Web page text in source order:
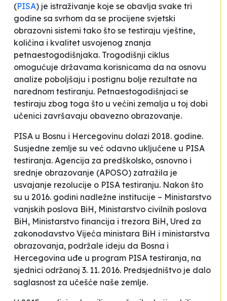
(PISA) je istraživanje koje se obavlja svake tri
godine sa svrhom da se procijene svjetski
obrazovni sistemi tako što se testiraju vještine,
količina i kvalitet usvojenog znanja
petnaestogodišnjaka. Trogodišnji ciklus
omogućuje državama korisnicama da na osnovu
analize poboljšaju i postignu bolje rezultate na
narednom testiranju. Petnaestogodišnjaci se
testiraju zbog toga što u većini zemalja u toj dobi
učenici završavaju obavezno obrazovanje.
PISA u Bosnu i Hercegovinu dolazi 2018. godine.
Susjedne zemlje su već odavno uključene u PISA
testiranja. Agencija za predškolsko, osnovno i
srednje obrazovanje (APOSO) zatražila je
usvajanje rezolucije o PISA testiranju. Nakon što
su u 2016. godini nadležne institucije – Ministarstvo
vanjskih poslova BiH, Ministarstvo civilnih poslova
BiH, Ministarstvo financija i trezora BiH, Ured za
zakonodavstvo Vijeća ministara BiH i ministarstva
obrazovanja, podržale ideju da Bosna i
Hercegovina uđe u program PISA testiranja, na
sjednici održanoj 3. 11. 2016. Predsjedništvo je dalo
saglasnost za učešće naše zemlje.